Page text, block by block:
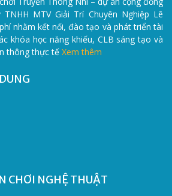
MTV Giải Trí Chuyên Nghiệp Lê
nhằm kết nối, đào tạo và phát triển tài
khóa học năng khiếu, CLB sáng tạo và
thông thực tế Xem thêm
CHƠI NGHỆ THUẬT